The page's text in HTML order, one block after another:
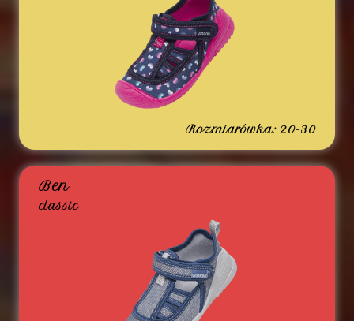
Rozmiarówka: 20-30
Ben
classic